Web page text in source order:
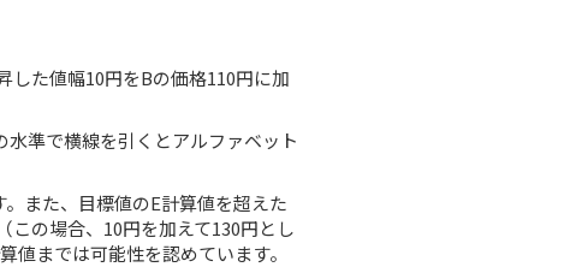
た値幅10円をBの価格110円に加
準で横線を引くとアルファベット
また、目標値のE計算値を超えた
この場合、10円を加えて130円とし
値までは可能性を認めています。